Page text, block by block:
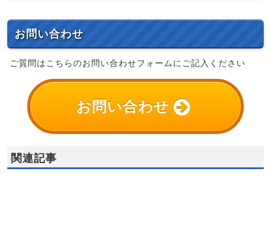
お問い合わせ
ご質問はこちらのお問い合わせフォームにご記入ください
お問い合わせ
関連記事